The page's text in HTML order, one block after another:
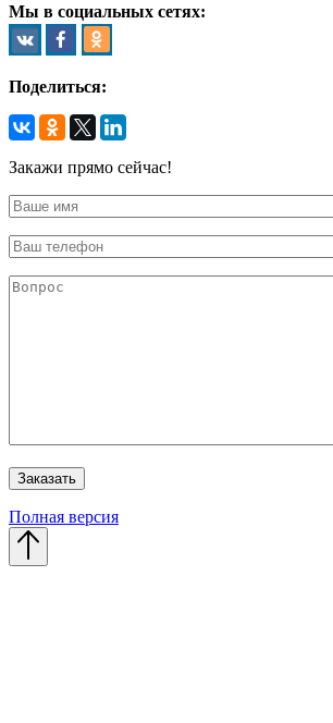
Мы в социальных сетях:
Поделиться:
Закажи прямо сейчас!
Полная версия